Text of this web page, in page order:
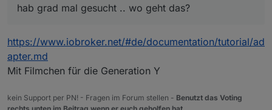
hab grad mal gesucht .. wo geht das?
https://www.iobroker.net/#de/documentation/tutorial/ad
apter.md
Mit Filmchen für die Generation Y
kein Support per PN! - Fragen im Forum stellen - Benutzt das Voting